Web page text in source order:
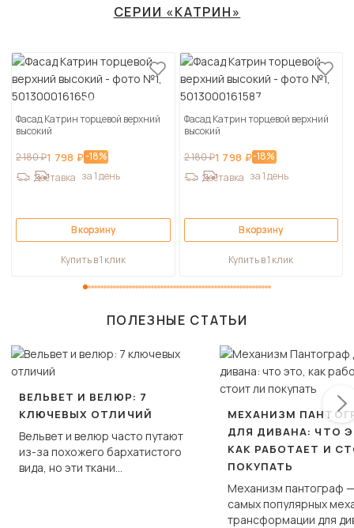
СЕРИИ «КАТРИН»
Фасад Катрин торцевой верхний
высокий
2 180 ₽1 798 ₽-18%
Доставка за 1 день
В корзину
Купить в 1 клик
Фасад Катрин торцевой верхний
высокий
2 180 ₽1 798 ₽-18%
Доставка за 1 день
В корзину
Купить в 1 клик
ПОЛЕЗНЫЕ СТАТЬИ
ВЕЛЬВЕТ И ВЕЛЮР: 7
КЛЮЧЕВЫХ ОТЛИЧИЙ
Вельвет и велюр часто путают
из-за похожего бархатистого
вида, но эти ткани
МЕХАНИЗМ
ДЛЯ ДИВАНА: ЧТО
КАК РАБОТАЕТ И
ПОКУПАТЬ
Механизм пантограф
самых популярных
трансформации для